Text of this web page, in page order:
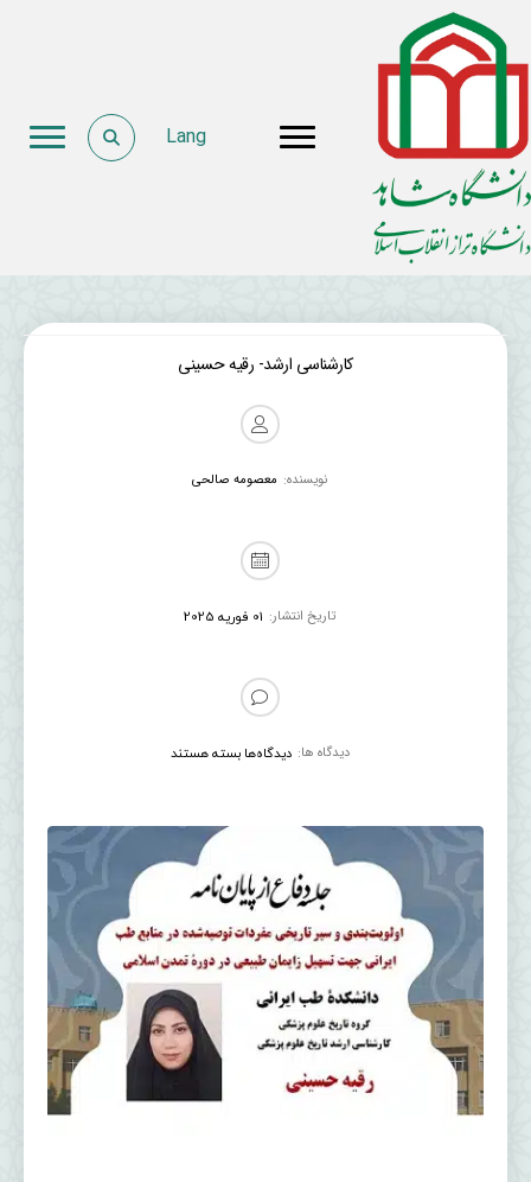
Lang
کارشناسی ارشد- رقیه حسینی
نویسنده: معصومه صالحی
تاریخ انتشار: 01 فوریه 2025
دیدگاه ها: دیدگاه‌هابسته هستند